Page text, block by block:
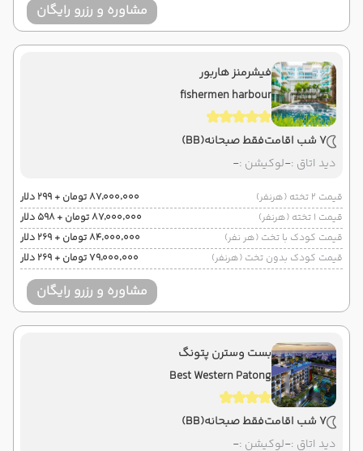
مشاوره و رزرو رایگان
فیشرمنز هاربور
fishermen harbour
7 شب اقامت فقط صبحانه(BB)
دید اتاق :-لوکیشن :-
قیمت 2 تخته (هرنفر)
۸۷٬۰۰۰٬۰۰۰ تومان + ۲۹۹ دلار
قیمت 1 تخته (هرنفر)
۸۷٬۰۰۰٬۰۰۰ تومان + ۵۹۸ دلار
قیمت کودک با تخت (هر نفر)
۸۴٬۰۰۰٬۰۰۰ تومان + ۲۶۹ دلار
قیمت کودک بدون تخت (هرنفر)
۷۹٬۰۰۰٬۰۰۰ تومان + ۲۶۹ دلار
مشاوره و رزرو رایگان
بست وسترن پتونگ
Best Western Patong
7 شب اقامت فقط صبحانه(BB)
دید اتاق :-لوکیشن :-